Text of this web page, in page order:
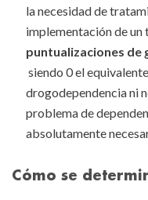
la necesidad de
implementación de
puntualizaciones de
siendo 0 el
drogodependencia ni
problema de
absolutamente
Cómo se